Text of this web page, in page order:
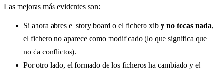
Las mejoras más evidentes son:
Si ahora abres el story board o el fichero xib y no tocas nada,
el fichero no aparece como modificado (lo que significa que
no da conflictos).
Por otro lado, el formado de los ficheros ha cambiado y el